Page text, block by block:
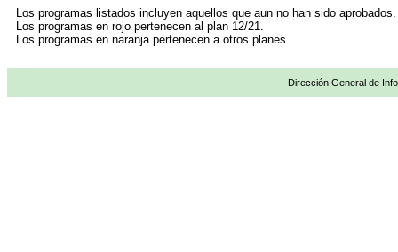
Los programas listados incluyen aquellos que aun no han sido aprobados.
Los programas en rojo pertenecen al plan 12/21.
Los programas en naranja pertenecen a otros planes.
Dirección General de